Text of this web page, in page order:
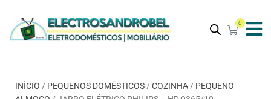
0
INÍCIO / PEQUENOS DOMÉSTICOS / COZINHA / PEQUENO